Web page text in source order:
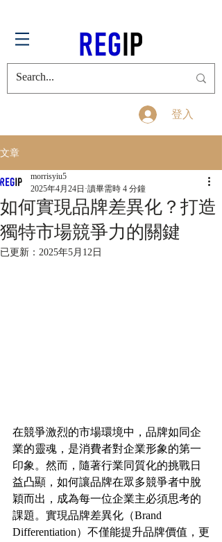
登入
文章
如何實現品牌差異化？打造
獨特市場競爭力的關鍵
morrisyiu5
2025年4月24日 讀畢需時 4 分鐘
已更新： 2025年5月12日
在競爭激烈的市場環境中，品牌如同企
業的靈魂，是消費者對企業形象的第一
印象。然而，隨著行業同質化的挑戰日
益凸顯，如何讓品牌在眾多競爭者中脫
穎而出，成為每一位企業主必須思考的
課題。實現品牌差異化（Brand
Differentiation）不僅能提升品牌價值，更